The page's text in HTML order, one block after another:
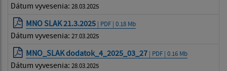
Dátum vyvesenia: 28.03.2025
MNO SLAK 21.3.2025 | PDF | 0.18 Mb
Dátum vyvesenia: 27.03.2025
MNO_SLAK dodatok_4_2025_03_27 | PDF | 0.16 Mb
Dátum vyvesenia: 28.03.2025